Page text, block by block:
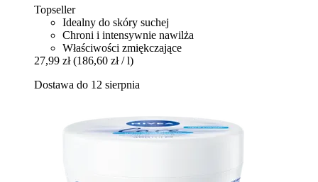
Topseller
Idealny do skóry suchej
Chroni i intensywnie nawilża
Właściwości zmiękczające
27,99 zł (186,60 zł / l)
Dostawa do 12 sierpnia